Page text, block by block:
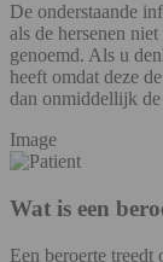
De onderstaande
als de hersenen
genoemd. Als u
heeft omdat deze
dan onmiddellijk
Image
Wat is een
Een beroerte treedt